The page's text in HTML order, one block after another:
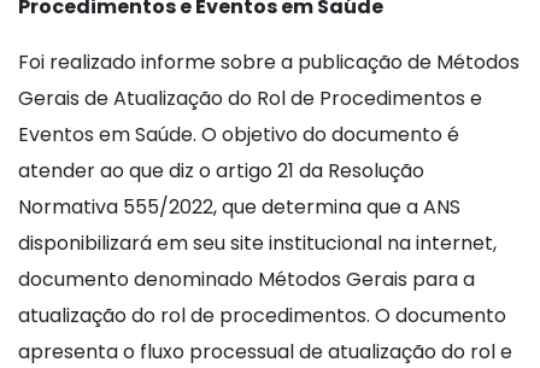
Procedimentos e Eventos em Saúde
Foi realizado informe sobre a publicação de Métodos
Gerais de Atualização do Rol de Procedimentos e
Eventos em Saúde. O objetivo do documento é
atender ao que diz o artigo 21 da Resolução
Normativa 555/2022, que determina que a ANS
disponibilizará em seu site institucional na internet,
documento denominado Métodos Gerais para a
atualização do rol de procedimentos. O documento
apresenta o fluxo processual de atualização do rol e